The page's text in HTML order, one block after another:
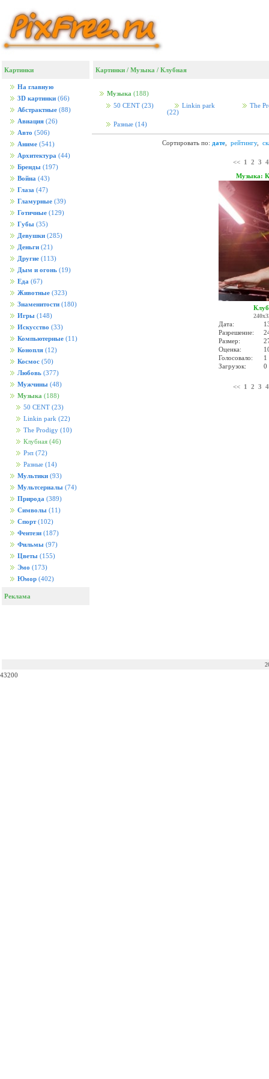
Картинки
На главную
3D картинки (66)
Абстрактные (88)
Авиация (26)
Авто (506)
Аниме (541)
Архитектура (44)
Бренды (197)
Война (43)
Глаза (47)
Гламурные (39)
Готичные (129)
Губы (35)
Девушки (285)
Деньги (21)
Другие (113)
Дым и огонь (19)
Еда (67)
Животные (323)
Знаменитости (180)
Игры (148)
Искусство (33)
Компьютерные (11)
Конопля (12)
Космос (50)
Любовь (377)
Мужчины (48)
Музыка (188)
50 CENT (23)
Linkin park (22)
The Prodigy (10)
Клубная (46)
Рэп (72)
Разные (14)
Мультики (93)
Мультсериалы (74)
Природа (389)
Символы (11)
Спорт (102)
Фентези (187)
Фильмы (97)
Цветы (155)
Эмо (173)
Юмор (402)
Реклама
Картинки / Музыка / Клубная
Музыка (188)
50 CENT (23)
Linkin park
(22)
The
Разные (14)
Сортировать по: дате рейтингу,
<< 1 2 3 4
Музыка:
Дата:
Разрешение:
Размер:
Оценка:
Голосовало:
1
Загрузок:
0
<< 1 2 3 4
43200